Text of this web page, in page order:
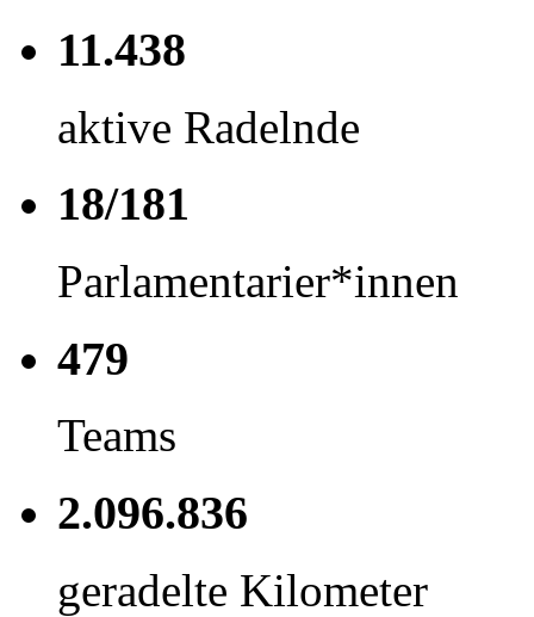
11.438
aktive Radelnde
18/181
Parlamentarier*innen
479
Teams
2.096.836
geradelte Kilometer